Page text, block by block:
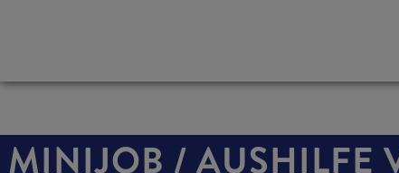
MINIJOB / AUSHILFE